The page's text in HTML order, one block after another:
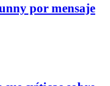
por mensaje